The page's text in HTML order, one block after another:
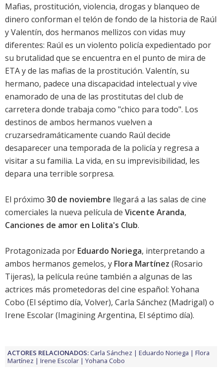
Mafias, prostitución, violencia, drogas y blanqueo de
dinero conforman el telón de fondo de la historia de Raúl
y Valentín, dos hermanos mellizos con vidas muy
diferentes: Raúl es un violento policía expedientado por
su brutalidad que se encuentra en el punto de mira de
ETA y de las mafias de la prostitución. Valentín, su
hermano, padece una discapacidad intelectual y vive
enamorado de una de las prostitutas del club de
carretera donde trabaja como "chico para todo". Los
destinos de ambos hermanos vuelven a
cruzarsedramáticamente cuando Raúl decide
desaparecer una temporada de la policía y regresa a
visitar a su familia. La vida, en su imprevisibilidad, les
depara una terrible sorpresa.
El próximo 30 de noviembre llegará a las salas de cine
comerciales la nueva película de Vicente Aranda,
Canciones de amor en Lolita's Club.
Protagonizada por Eduardo Noriega, interpretando a
ambos hermanos gemelos, y Flora Martínez (Rosario
Tijeras), la película reúne también a algunas de las
actrices más prometedoras del cine español: Yohana
Cobo (El séptimo día, Volver), Carla Sánchez (Madrigal) o
Irene Escolar(Imagining Argentina, El séptimo día).
ACTORES RELACIONADOS:Carla Sánchez Eduardo Noriega
Flora
Martínez
Irene Escolar Yohana Cobo